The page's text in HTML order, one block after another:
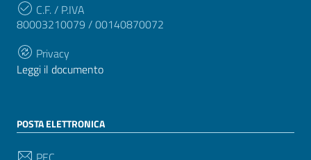
C.F. / P.IVA
80003210079 / 00140870072
Privacy
Leggi il documento
POSTA ELETTRONICA